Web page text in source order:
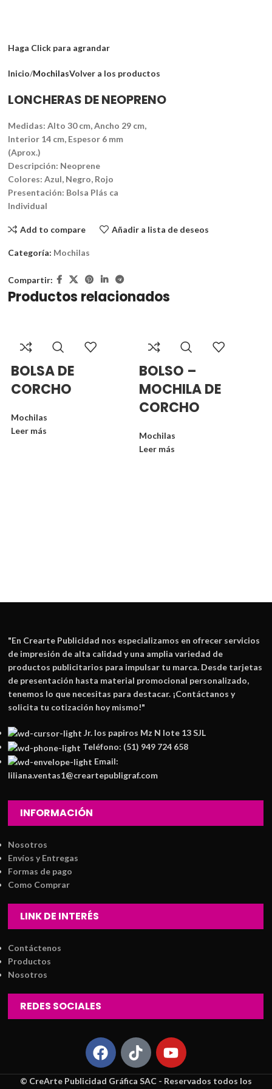
Haga Click para agrandar
Inicio MochilasVolver a los productos
LONCHERAS DE NEOPRENO
Medidas: Alto 30 cm, Ancho 29 cm,
Interior 14 cm, Espesor 6 mm
(Aprox.)
Descripción: Neoprene
Colores: Azul, Negro, Rojo
Presentación: Bolsa Plás ca
Individual
Add to compare Añadir a lista de deseos
Categoría: Mochilas
Compartir:
Productos relacionados
BOLSA DE
CORCHO
Mochilas
Leer más
BOLSO –
MOCHILA DE
CORCHO
Mochilas
Leer más
"En Crearte Publicidad nos especializamos en ofrecer servicios
de impresión de alta calidad y una amplia variedad de
productos publicitarios para impulsar tu marca. Desde tarjetas
de presentación hasta material promocional personalizado,
tenemos lo que necesitas para destacar. ¡Contáctanos y
solicita tu cotización hoy mismo!"
Jr. los papiros Mz N lote 13 SJL
Teléfono: (51) 949 724 658
Email:
liliana.ventas1@creartepubligraf.com
INFORMACIÓN
Nosotros
Envíos y Entregas
Formas de pago
Como Comprar
LINK DE INTERÉS
Contáctenos
Productos
Nosotros
REDES SOCIALES
© CreArte Publicidad Gráfica SAC - Reservados todos los